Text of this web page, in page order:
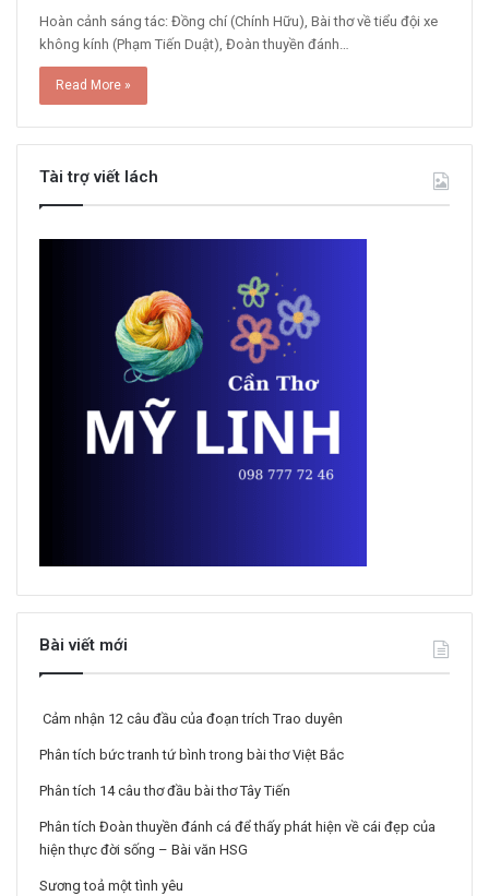
Hoàn cảnh sáng tác: Đồng chí (Chính Hữu), Bài thơ về tiểu đội xe
không kính (Phạm Tiến Duật), Đoàn thuyền đánh…
Read More »
Tài trợ viết lách
Bài viết mới
Cảm nhận 12 câu đầu của đoạn trích Trao duyên
Phân tích bức tranh tứ bình trong bài thơ Việt Bắc
Phân tích 14 câu thơ đầu bài thơ Tây Tiến
Phân tích Đoàn thuyền đánh cá để thấy phát hiện về cái đẹp của
hiện thực đời sống – Bài văn HSG
Sương toả một tình yêu